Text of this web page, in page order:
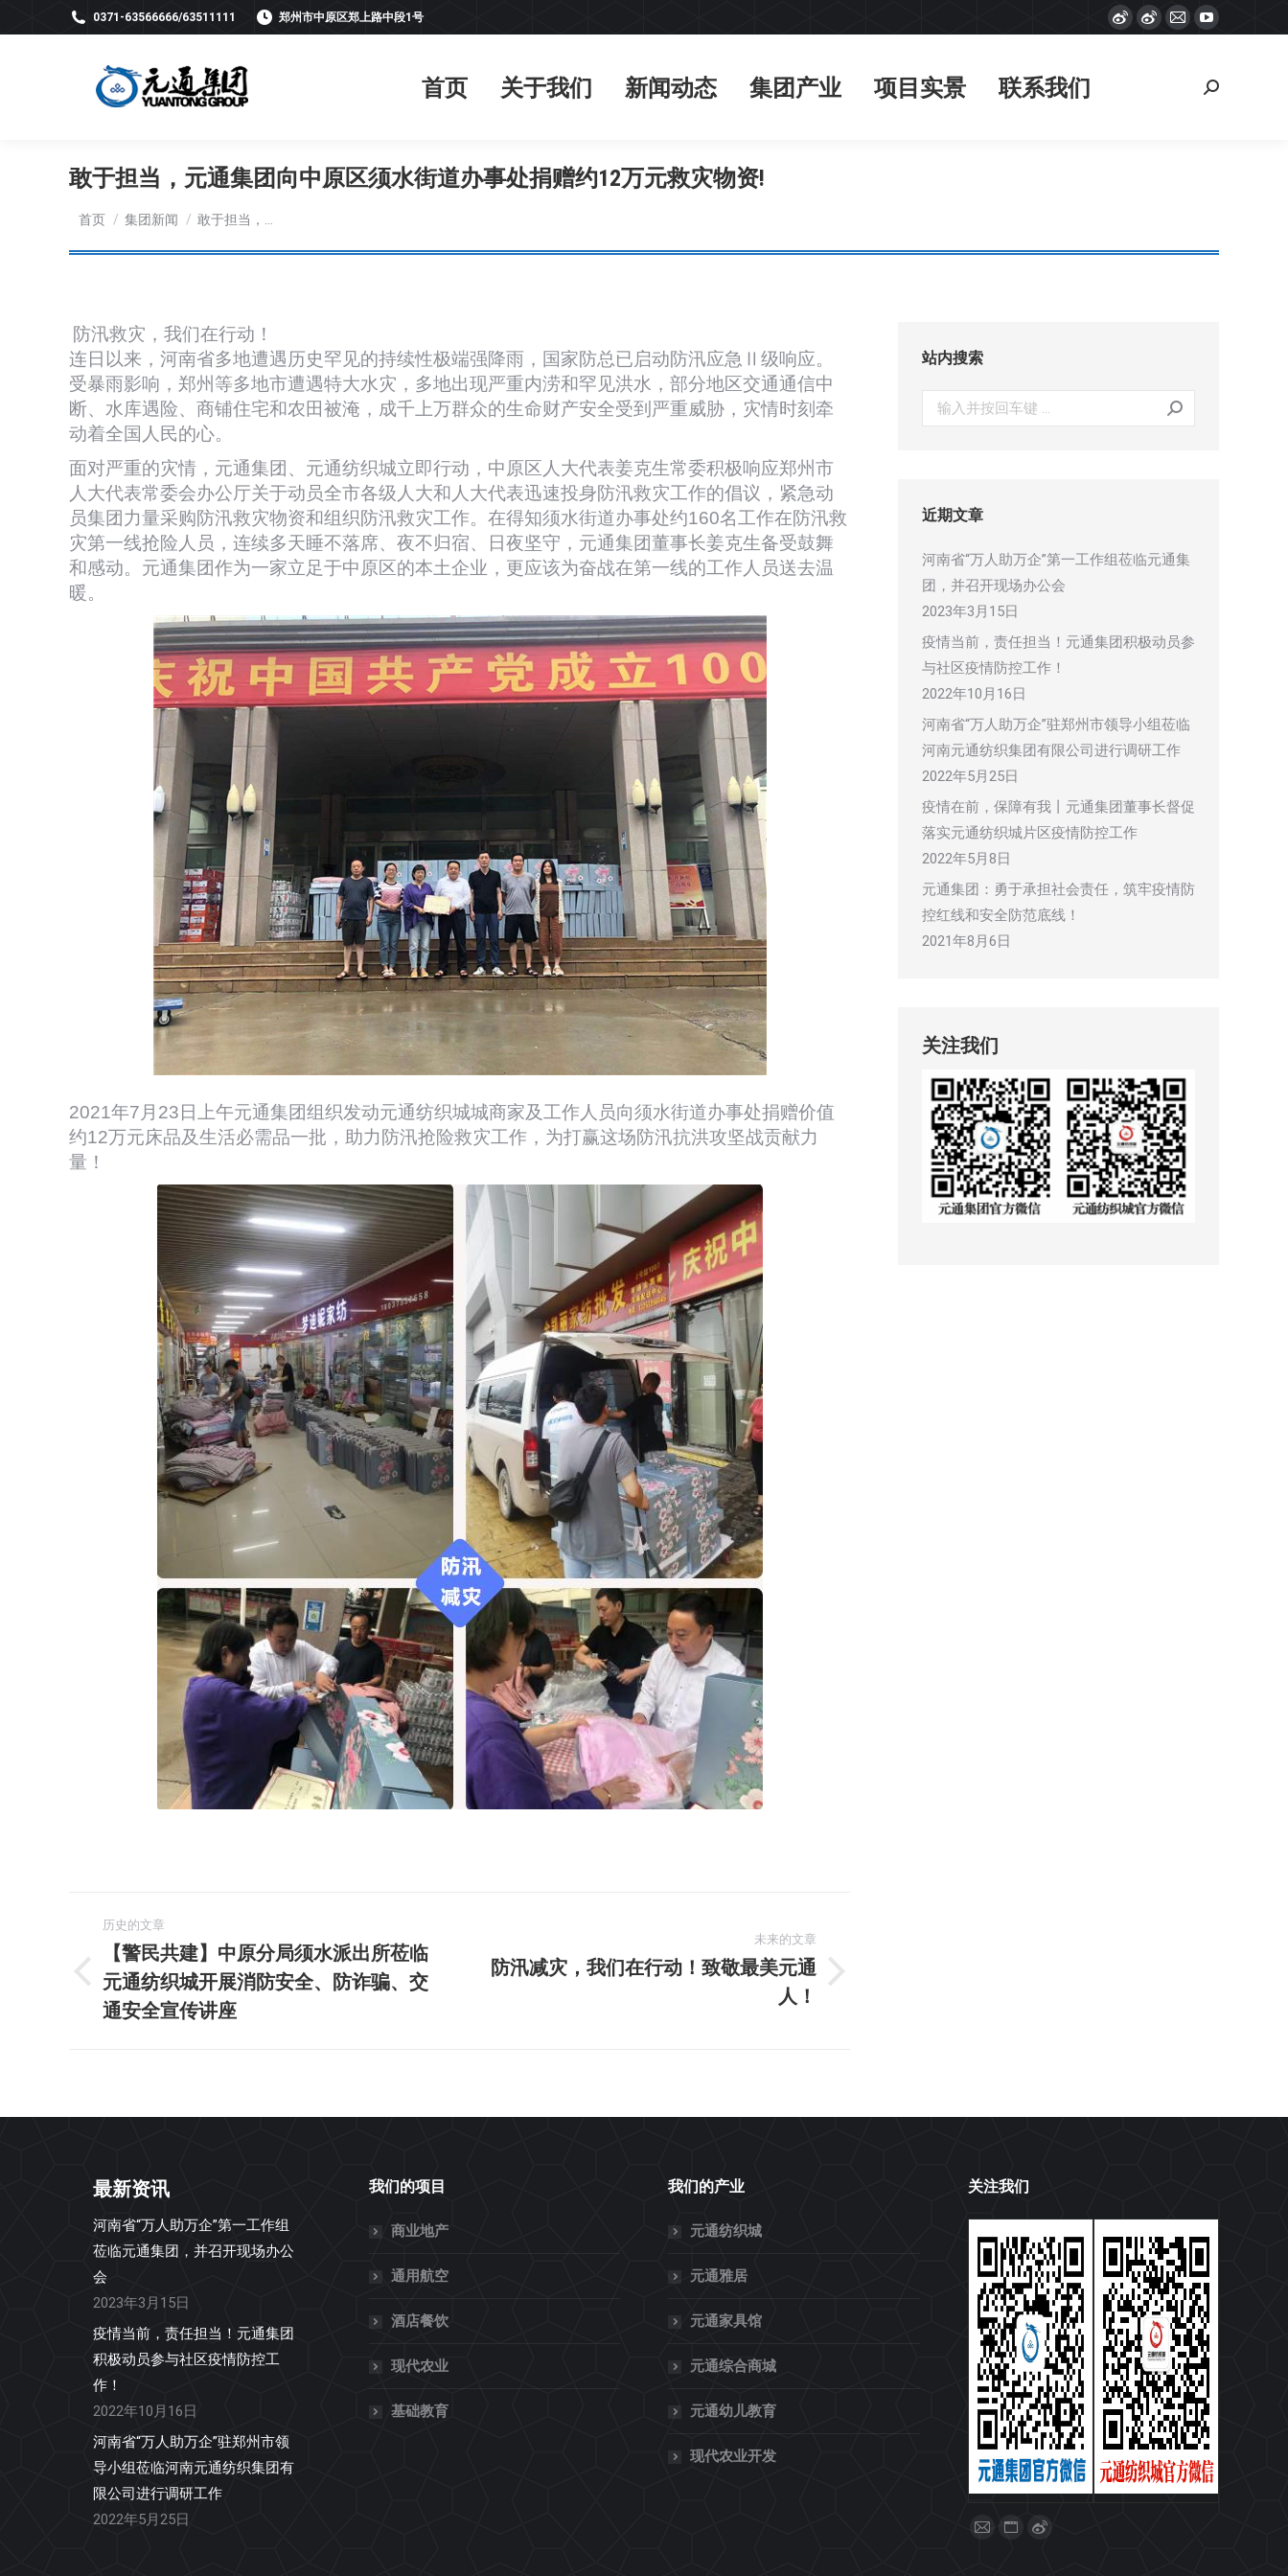
0371-63566666/63511111 郑州市中原区郑上路中段1号
WeiboWeiboMail
opens
YouTube
opens
首页 关于我们 新闻动态 集团产业 项目实景 联系我们
搜
敢于担当，元通集团向中原区须水街道办事处捐赠约12万元救灾物资!
首页 集团新闻 敢于担当，…
防汛救灾，我们在行动！
连日以来，河南省多地遭遇历史罕见的持续性极端强降雨，国家防总已启动防汛应急Ⅱ级响应。
受暴雨影响，郑州等多地市遭遇特大水灾，多地出现严重内涝和罕见洪水，部分地区交通通信中
断、水库遇险、商铺住宅和农田被淹，成千上万群众的生命财产安全受到严重威胁，灾情时刻牵
动着全国人民的心。
面对严重的灾情，元通集团、元通纺织城立即行动，中原区人大代表姜克生常委积极响应郑州市
人大代表常委会办公厅关于动员全市各级人大和人大代表迅速投身防汛救灾工作的倡议，紧急动
员集团力量采购防汛救灾物资和组织防汛救灾工作。在得知须水街道办事处约160名工作在防汛救
灾第一线抢险人员，连续多天睡不落席、夜不归宿、日夜坚守，元通集团董事长姜克生备受鼓舞
和感动。元通集团作为一家立足于中原区的本土企业，更应该为奋战在第一线的工作人员送去温
暖。
2021年7月23日上午元通集团组织发动元通纺织城城商家及工作人员向须水街道办事处捐赠价值
约12万元床品及生活必需品一批，助力防汛抢险救灾工作，为打赢这场防汛抗洪攻坚战贡献力
量！
章
导
历史的文章
历
史
【警民共建】中原分局须水派出所莅临
元通纺织城开展消防安全、防诈骗、交
通安全宣传讲座
未来的文章
未
防汛减灾，我们在行动！致敬最美元通
人！
站内搜索
索：
近期文章
河南省“万人助万企”第一工作组莅临元通集
团，并召开现场办公会
2023年3月15日
疫情当前，责任担当！元通集团积极动员参
与社区疫情防控工作！
2022年10月16日
河南省“万人助万企”驻郑州市领导小组莅临
河南元通纺织集团有限公司进行调研工作
2022年5月25日
疫情在前，保障有我丨元通集团董事长督促
落实元通纺织城片区疫情防控工作
2022年5月8日
元通集团：勇于承担社会责任，筑牢疫情防
控红线和安全防范底线！
2021年8月6日
关注我们
最新资讯
河南省“万人助万企”第一工作组
莅临元通集团，并召开现场办公
会
2023年3月15日
疫情当前，责任担当！元通集团
积极动员参与社区疫情防控工
作！
2022年10月16日
河南省“万人助万企”驻郑州市领
导小组莅临河南元通纺织集团有
限公司进行调研工作
2022年5月25日
我们的项目
商业地产
通用航空
酒店餐饮
现代农业
基础教育
我们的产业
元通纺织城
元通雅居
元通家具馆
元通综合商城
元通幼儿教育
现代农业开发
关注我们
找到我们：
Mail
WebsiteWeibo
首页 关于我们 新闻动态 集团产业 项目实景 联系我们
搜